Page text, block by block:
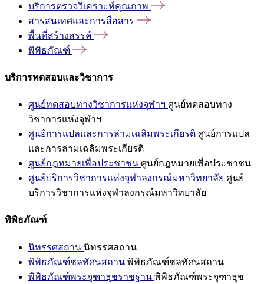
บริการตรวจวิเคราะห์คุณภาพ
สารสนเทศและการสื่อสาร
พื้นที่สร้างสรรค์
พิพิธภัณฑ์
บริการทดสอบและวิชาการ
ศูนย์ทดสอบทางวิชาการแห่งจุฬาฯ ศูนย์ทดสอบทาง
วิชาการแห่งจุฬาฯ
ศูนย์การแปลและการล่ามเฉลิมพระเกียรติ ศูนย์การแปล
และการล่ามเฉลิมพระเกียรติ
ศูนย์กฎหมายเพื่อประชาชน ศูนย์กฎหมายเพื่อประชาชน
ศูนย์บริการวิชาการแห่งจุฬาลงกรณ์มหาวิทยาลัย ศูนย์
บริการวิชาการแห่งจุฬาลงกรณ์มหาวิทยาลัย
พิพิธภัณฑ์
นิทรรศสถาน นิทรรศสถาน
พิพิธภัณฑ์ชลทัศนสถาน พิพิธภัณฑ์ชลทัศนสถาน
พิพิธภัณฑ์พระจุฑาธุชราชฐาน พิพิธภัณฑ์พระจุฑาธุช